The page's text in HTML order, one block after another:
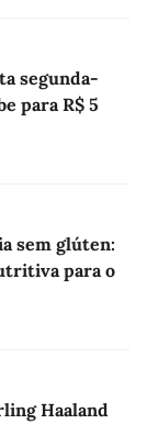
segunda-
para R$ 5
sem glúten:
para o
Haaland